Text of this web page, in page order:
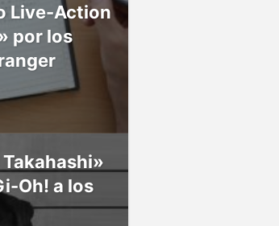
Live-Action
por los
Oh! a los